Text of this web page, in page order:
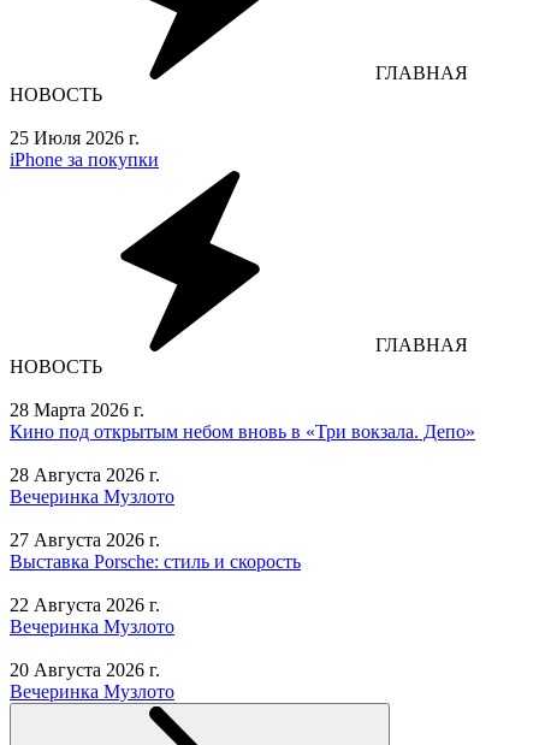
ГЛАВНАЯ
НОВОСТЬ
25 Июля 2026 г.
iPhone за покупки
ГЛАВНАЯ
НОВОСТЬ
28 Марта 2026 г.
Кино под открытым небом вновь в «Три вокзала. Депо»
28 Августа 2026 г.
Вечеринка Музлото
27 Августа 2026 г.
Выставка Porsche: стиль и скорость
22 Августа 2026 г.
Вечеринка Музлото
20 Августа 2026 г.
Вечеринка Музлото